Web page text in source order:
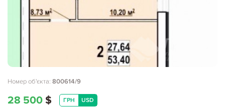
Номер об'єкта: 800614/9
28 500 $ ГРН USD